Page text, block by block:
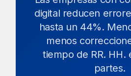
digital reducen
hasta un 44%.
menos
tiempo de RR. HH.
partes.